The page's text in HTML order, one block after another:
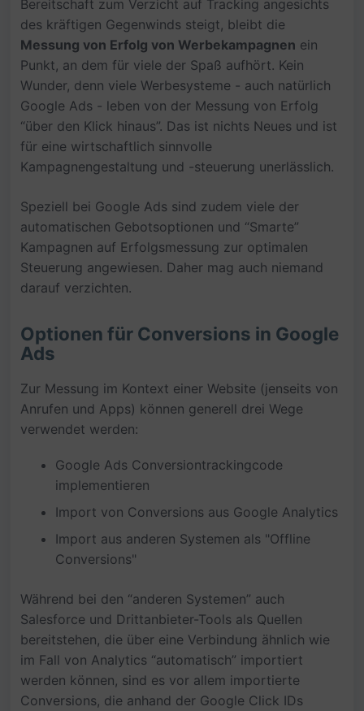
Bereitschaft zum Verzicht auf Tracking angesichts
des kräftigen Gegenwinds steigt, bleibt die
Messung von Erfolg von Werbekampagnen ein
Punkt, an dem für viele der Spaß aufhört. Kein
Wunder, denn viele Werbesysteme - auch natürlich
Google Ads - leben von der Messung von Erfolg
“über den Klick hinaus”. Das ist nichts Neues und ist
für eine wirtschaftlich sinnvolle
Kampagnengestaltung und -steuerung unerlässlich.
Speziell bei Google Ads sind zudem viele der
automatischen Gebotsoptionen und “Smarte”
Kampagnen auf Erfolgsmessung zur optimalen
Steuerung angewiesen. Daher mag auch niemand
darauf verzichten.
Optionen für Conversions in Google
Ads
Zur Messung im Kontext einer Website (jenseits von
Anrufen und Apps) können generell drei Wege
verwendet werden:
Google Ads Conversiontrackingcode
implementieren
Import von Conversions aus Google Analytics
Import aus anderen Systemen als "Offline
Conversions"
Während bei den “anderen Systemen” auch
Salesforce und Drittanbieter-Tools als Quellen
bereitstehen, die über eine Verbindung ähnlich wie
im Fall von Analytics “automatisch” importiert
werden können, sind es vor allem importierte
Conversions, die anhand der Google Click IDs